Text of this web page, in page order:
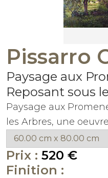
Pissarro
Paysage aux
Reposant sous
Paysage aux
les Arbres, une
Prix : 520 €
Finition :